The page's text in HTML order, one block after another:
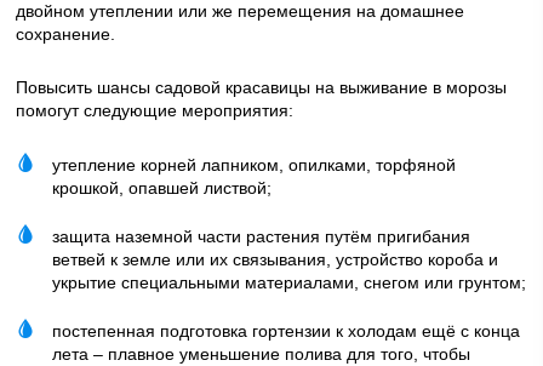
двойном утеплении или же перемещения на домашнее
сохранение.
Повысить шансы садовой красавицы на выживание в морозы
помогут следующие мероприятия:
утепление корней лапником, опилками, торфяной
крошкой, опавшей листвой;
защита наземной части растения путём пригибания
ветвей к земле или их связывания, устройство короба и
укрытие специальными материалами, снегом или грунтом;
постепенная подготовка гортензии к холодам ещё с конца
лета – плавное уменьшение полива для того, чтобы